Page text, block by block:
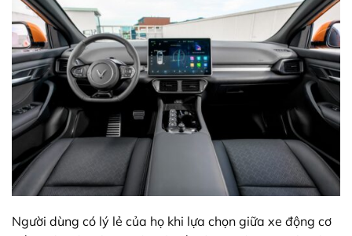
Người dùng có lý lẻ của họ khi lựa chọn giữa xe động cơ